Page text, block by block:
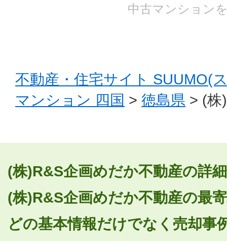
中古マンション
不動産・住宅サイト SUUMO(
マンション 四国 > 徳島県 > (株
(株)R&S企画めだか不動産の詳
(株)R&S企画めだか不動産の最
どの基本情報だけでなく売却事